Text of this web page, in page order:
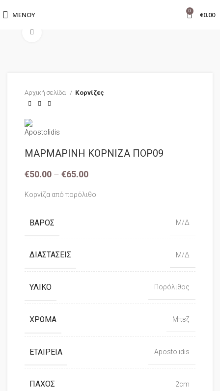
ΜΕΝΟΎ 0 €0.00
Αρχική σελίδα Κορνίζες
ΜΑΡΜΑΡΙΝΗ ΚΟΡΝΙΖΑ ΠΟΡ09
€50.00 – €65.00
Κορνίζα από πορόλιθο
ΒΆΡΟΣ Μ/Δ
ΔΙΑΣΤΆΣΕΙΣ Μ/Δ
ΥΛΙΚΌ Πορόλιθος
ΧΡΏΜΑ Μπεζ
ΕΤΑΙΡΕΊΑ Apostolidis
ΠΆΧΟΣ 2cm